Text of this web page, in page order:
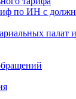
по ИН с
палат